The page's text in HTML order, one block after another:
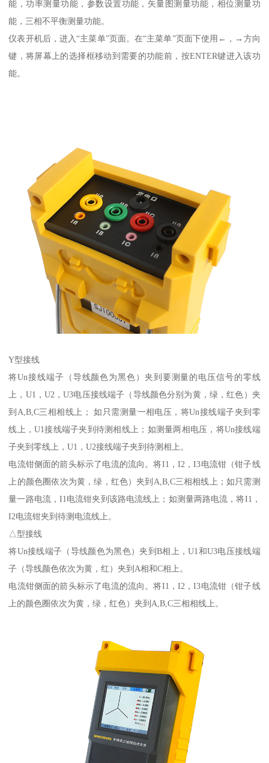
能，功率测量功能，参数设置功能，矢量图测量功能，相位测量功
能，三相不平衡测量功能。
仪表开机后，进入“主菜单”页面。在“主菜单”页面下使用←，→方向
键，将屏幕上的选择框移动到需要的功能前，按ENTER键进入该功
能。
Y型接线
将Un接线端子（导线颜色为黑色）夹到要测量的电压信号的零线
上，U1，U2，U3电压接线端子（导线颜色分别为黄，绿，红色）夹
到A,B,C三相相线上； 如只需测量一相电压，将Un接线端子夹到零
线上，U1接线端子夹到待测相线上；如测量两相电压，将Un接线端
子夹到零线上，U1，U2接线端子夹到待测相上。
电流钳侧面的箭头标示了电流的流向。将I1，I2，I3电流钳（钳子线
上的颜色圈依次为黄，绿，红色）夹到A,B,C三相相线上；如只需测
量一路电流，I1电流钳夹到该路电流线上；如测量两路电流，将I1，
I2电流钳夹到待测电流线上。
△型接线
将Un接线端子（导线颜色为黑色）夹到B相上，U1和U3电压接线端
子（导线颜色依次为黄，红）夹到A相和C相上。
电流钳侧面的箭头标示了电流的流向。将I1，I2，I3电流钳（钳子线
上的颜色圈依次为黄，绿，红色）夹到A,B,C三相相线上。